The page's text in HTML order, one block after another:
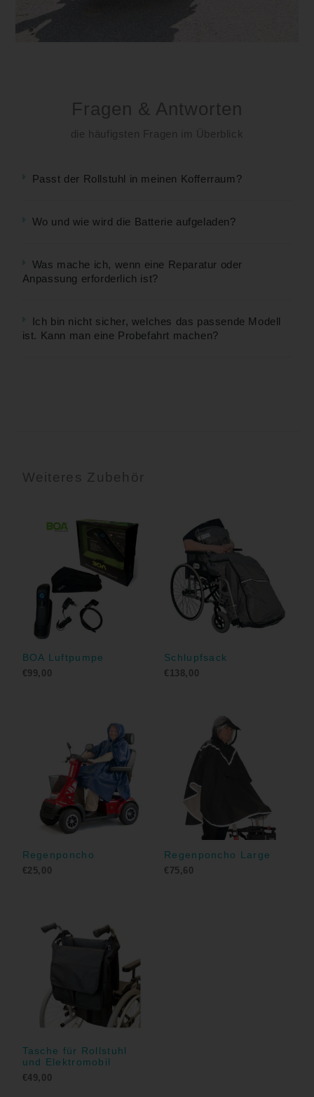
Fragen & Antworten
die häufigsten Fragen im Überblick
Passt der Rollstuhl in meinen Kofferraum?
Wo und wie wird die Batterie aufgeladen?
Was mache ich, wenn eine Reparatur oder
Anpassung erforderlich ist?
Ich bin nicht sicher, welches das passende Modell
ist. Kann man eine Probefahrt machen?
Weiteres Zubehör
BOA Luftpumpe
€99,00
Schlupfsack
€ 138,00
Regenponcho
€25,00
Regenponcho Large
€ 75,60
Tasche für Rollstuhl
und Elektromobil
€49,00